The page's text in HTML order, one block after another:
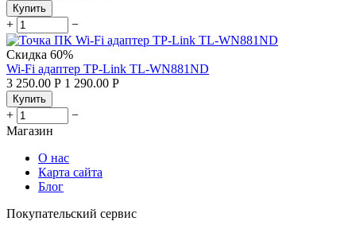
Купить
+ −
Скидка 60%
Wi-Fi адаптер TP-Link TL-WN881ND
3 250.00 Р 1 290.00 Р
Купить
+
−
Магазин
О нас
Карта сайта
Блог
Покупательский сервис